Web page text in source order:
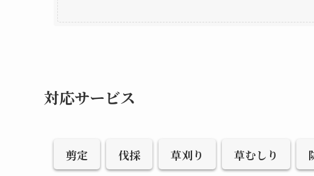
対応サービス
剪定 伐採 草刈り 草むしり